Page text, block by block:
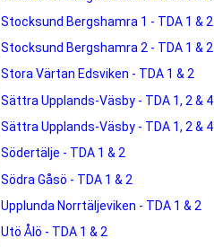
Stocksund Bergshamra 1 - TDA 1 & 2
Stocksund Bergshamra 2 - TDA 1 & 2
Stora Värtan Edsviken - TDA 1 & 2
Sättra Upplands-Väsby - TDA 1, 2 & 4
Sättra Upplands-Väsby - TDA 1, 2 & 4
Södertälje - TDA 1 & 2
Södra Gåsö - TDA 1 & 2
Upplunda Norrtäljeviken - TDA 1 & 2
Utö Ålö - TDA 1 & 2